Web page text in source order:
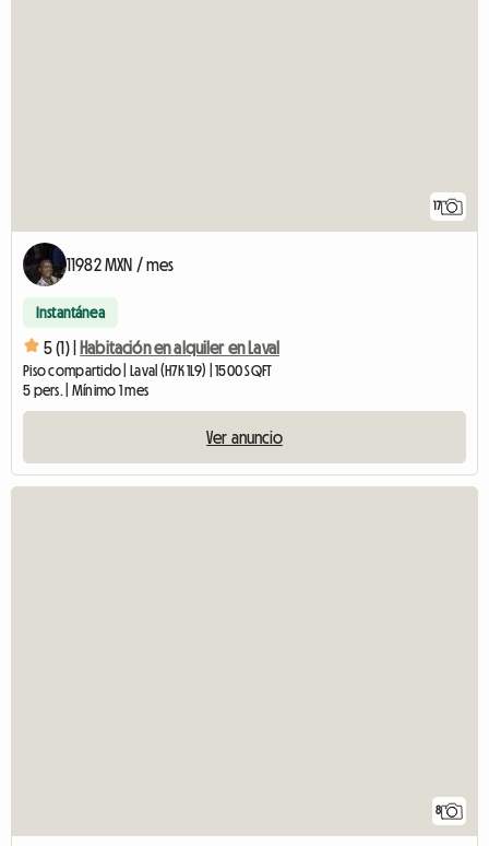
17
11982 MXN / mes
Instantánea
5 (1) | Habitación en alquiler en Laval
Piso compartido | Laval (H7K 1L9) | 1500 SQFT
5 pers. | Mínimo 1 mes
Ver anuncio
8